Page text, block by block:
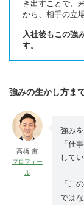
き出すことで、
から、相手の立
入社後もこの強
す。
強みの生かし方ま
高橋 宙
プロフィー
ル
強み
「仕
して
「こ
では